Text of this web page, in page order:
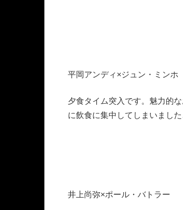
平岡アンディ×ジュン・ミンホ
夕食タイム突入です。魅力的
に飲食に集中してしまいまし
井上尚弥×ポール・バトラー